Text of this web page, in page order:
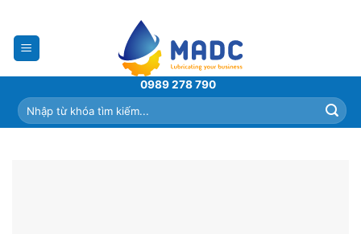
content
0989 278 790
Tìm
kiếm: